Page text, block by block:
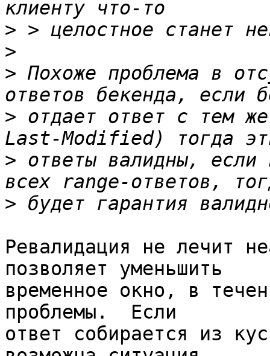
>
>
> Похоже проблема в
> отдает ответ с тем
> ответы валидны, если
>
Ревалидация не лечит
позволяет уменьшить
временное окно, в
проблемы.  Если
ответ собирается из